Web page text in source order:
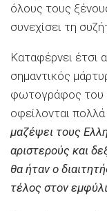
όλους τους
συνεχίσει τη
Καταφέρνει έτσι
σημαντικός
φωτογράφος του
οφείλονται
μαζέψει τους
αριστερούς και
θα ήταν ο
τέλος στον